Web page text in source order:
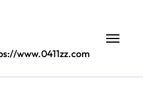
www.0411zz.com